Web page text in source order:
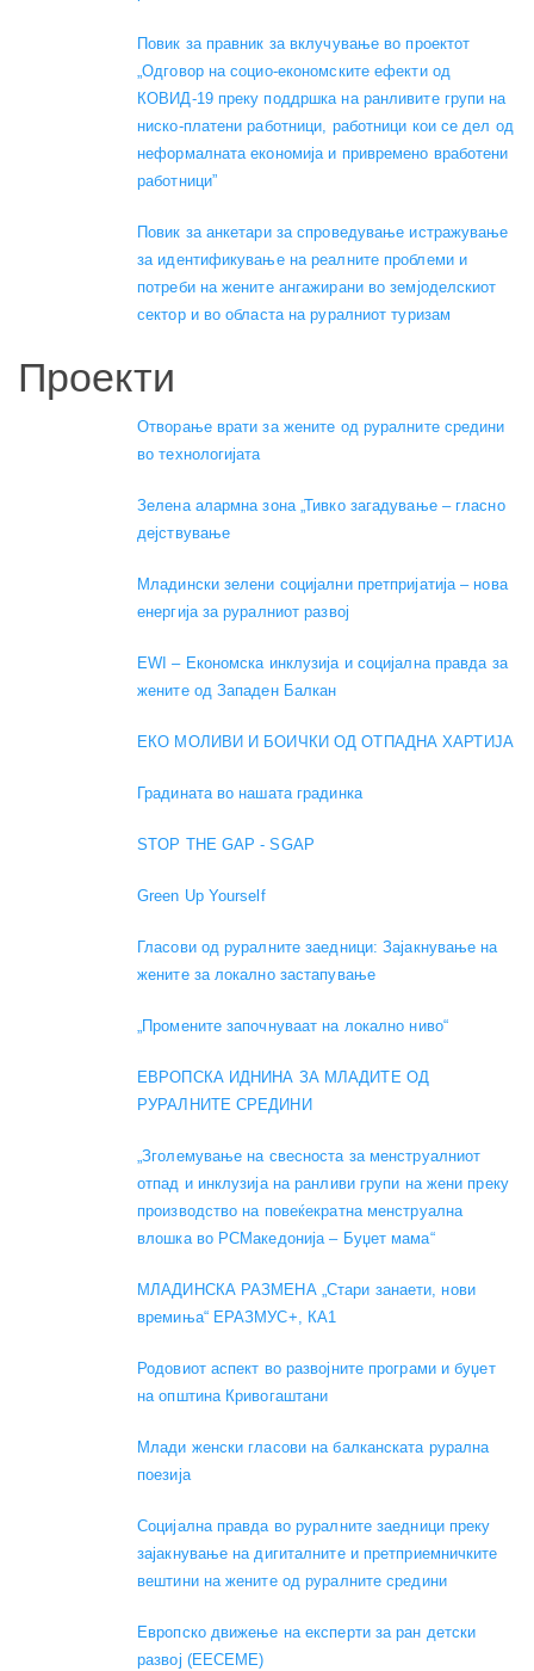
Повик за правник за вклучување во проектот
„Одговор на социо-економските ефекти од
КОВИД-19 преку поддршка на ранливите групи на
ниско-платени работници, работници кои се дел од
неформалната економија и привремено вработени
работници”
Повик за анкетари за спроведување истражување
за идентификување на реалните проблеми и
потреби на жените ангажирани во земјоделскиот
сектор и во областа на руралниот туризам
Проекти
Отворање врати за жените од руралните средини
во технологијата
Зелена алармна зона „Тивко загадување – гласно
дејствување
Младински зелени социјални претпријатија – нова
енергија за руралниот развој
EWI – Економска инклузија и социјална правда за
жените од Западен Балкан
ЕКО МОЛИВИ И БОИЧКИ ОД ОТПАДНА ХАРТИЈА
Градината во нашата градинка
STOP THE GAP - SGAP
Green Up Yourself
Гласови од руралните заедници: Зајакнување на
жените за локално застапување
„Промените започнуваат на локално ниво“
ЕВРОПСКА ИДНИНА ЗА МЛАДИТЕ ОД
РУРАЛНИТЕ СРЕДИНИ
„Зголемување на свесноста за менструалниот
отпад и инклузија на ранливи групи на жени преку
производство на повеќекратна менструална
влошка во РСМакедонија – Буџет мама“
МЛАДИНСКА РАЗМЕНА „Стари занаети, нови
времиња“ ЕРАЗМУС+, КА1
Родовиот аспект во развојните програми и буџет
на општина Кривогаштани
Mлади женски гласови на балканската рурална
поезија
Социјална правда во руралните заедници преку
зајакнување на дигиталните и претприемничките
вештини на жените од руралните средини
Европско движење на експерти за ран детски
развој (EECEME)